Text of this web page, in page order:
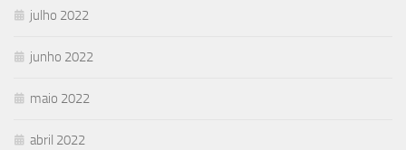
julho 2022
junho 2022
maio 2022
abril 2022